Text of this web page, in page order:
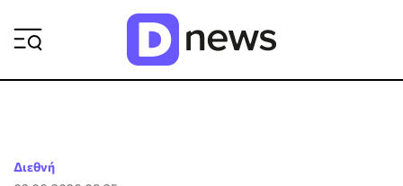
Διεθνή